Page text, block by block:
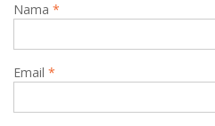
Nama *
Email *